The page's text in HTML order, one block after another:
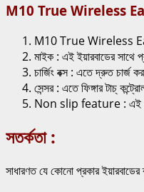
M10 True Wireless
M10 True Wireless
মাইক : এই ইয়ারবাডের সাথে
চার্জিং বক্স : এতে দ্রুত চার্জ
সেন্সর : এতে ফিঙ্গার টাচ্
Non slip feature : এই
সতর্কতা :
সাধারণত যে কোনো প্রকার